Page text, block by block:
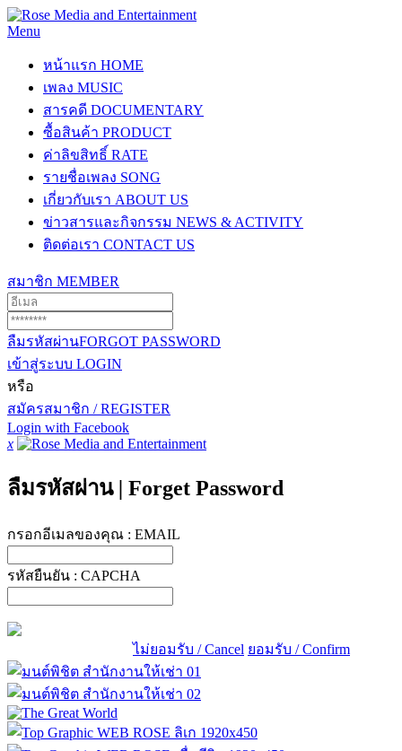
Menu
หน้าแรก HOME
เพลง MUSIC
สารคดี DOCUMENTARY
ซื้อสินค้า PRODUCT
ค่าลิขสิทธิ์ RATE
รายชื่อเพลง SONG
เกี่ยวกับเรา ABOUT US
ข่าวสารและกิจกรรม NEWS & ACTIVITY
ติดต่อเรา CONTACT US
สมาชิก MEMBER
ลืมรหัสผ่านFORGOT PASSWORD
เข้าสู่ระบบ LOGIN
หรือ
สมัครสมาชิก / REGISTER
Login with Facebook
x
ลืมรหัสผ่าน | Forget Password
กรอกอีเมลของคุณ : EMAIL
รหัสยืนยัน : CAPCHA
ไม่ยอมรับ / Cancel ยอมรับ / Confirm